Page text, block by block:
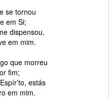
se tornou
em Si;
dispensou,
em mim.
que morreu
fim;
estás
em mim.